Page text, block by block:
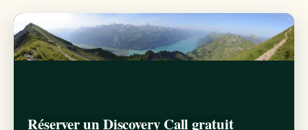
Réserver un Discovery Call gratuit